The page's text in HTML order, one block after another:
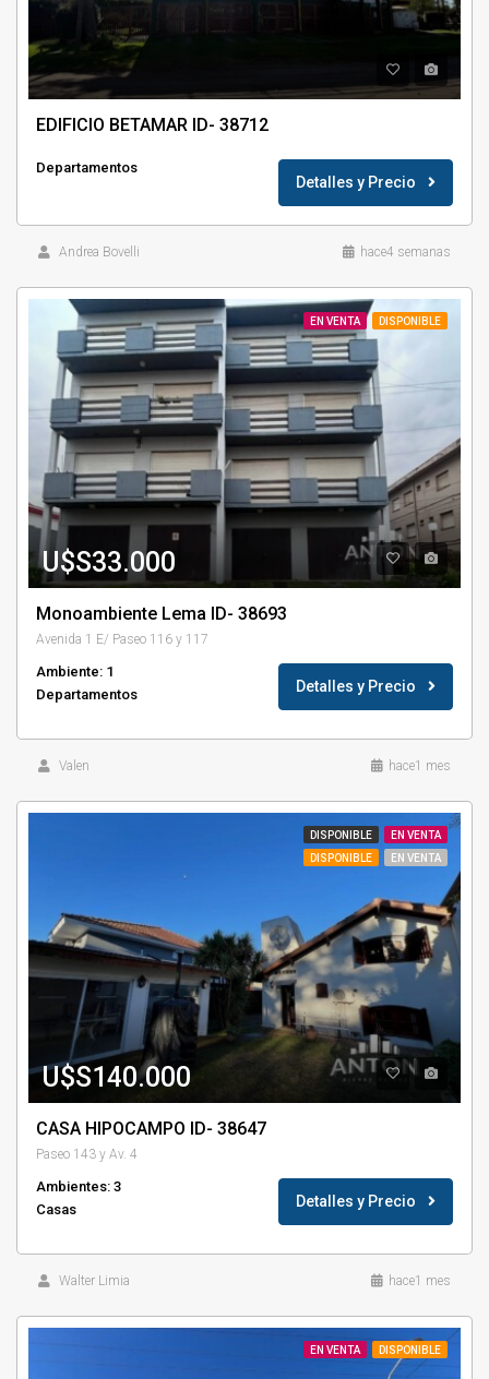
EDIFICIO BETAMAR ID- 38712
Departamentos
Detalles y Precio
Andrea Bovelli hace4 semanas
EN VENTA DISPONIBLE
U$S33.000
Monoambiente Lema ID- 38693
Avenida 1 E/ Paseo 116 y 117
Ambiente: 1
Departamentos
Detalles y Precio
Valen hace1 mes
DISPONIBLE
EN VENTA
DISPONIBLE
EN VENTA
U$S140.000
CASA HIPOCAMPO ID- 38647
Paseo 143 y Av. 4
Ambientes: 3
Casas
Detalles y Precio
Walter Limia hace1 mes
EN VENTA DISPONIBLE